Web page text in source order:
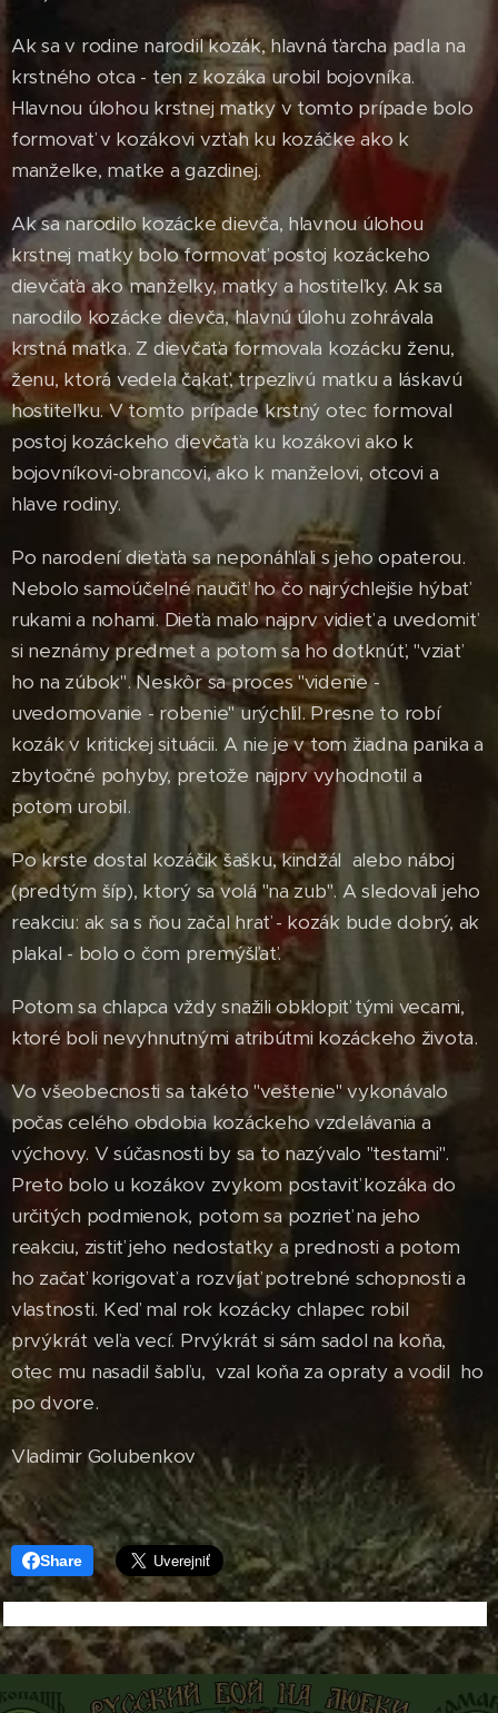
Ak sa v rodine narodil kozák, hlavná ťarcha padla na
krstného otca - ten z kozáka urobil bojovníka.
Hlavnou úlohou krstnej matky v tomto prípade bolo
formovať v kozákovi vzťah ku kozáčke ako k
manželke, matke a gazdinej.
Ak sa narodilo kozácke dievča, hlavnou úlohou
krstnej matky bolo formovať postoj kozáckeho
dievčaťa ako manželky, matky a hostiteľky. Ak sa
narodilo kozácke dievča, hlavnú úlohu zohrávala
krstná matka. Z dievčaťa formovala kozácku ženu,
ženu, ktorá vedela čakať, trpezlivú matku a láskavú
hostiteľku. V tomto prípade krstný otec formoval
postoj kozáckeho dievčaťa ku kozákovi ako k
bojovníkovi-obrancovi, ako k manželovi, otcovi a
hlave rodiny.
Po narodení dieťaťa sa neponáhľali s jeho opaterou.
Nebolo samoúčelné naučiť ho čo najrýchlejšie hýbať
rukami a nohami. Dieťa malo najprv vidieť a uvedomiť
si neznámy predmet a potom sa ho dotknúť, "vziať
ho na zúbok". Neskôr sa proces "videnie -
uvedomovanie - robenie" urýchlil. Presne to robí
kozák v kritickej situácii. A nie je v tom žiadna panika a
zbytočné pohyby, pretože najprv vyhodnotil a
potom urobil.
Po krste dostal kozáčik šašku, kindžál alebo náboj
(predtým šíp), ktorý sa volá "na zub". A sledovali jeho
reakciu: ak sa s ňou začal hrať - kozák bude dobrý, ak
plakal - bolo o čom premýšľať.
Potom sa chlapca vždy snažili obklopiť tými vecami,
ktoré boli nevyhnutnými atribútmi kozáckeho života.
Vo všeobecnosti sa takéto "veštenie" vykonávalo
počas celého obdobia kozáckeho vzdelávania a
výchovy. V súčasnosti by sa to nazývalo "testami".
Preto bolo u kozákov zvykom postaviť kozáka do
určitých podmienok, potom sa pozrieť na jeho
reakciu, zistiť jeho nedostatky a prednosti a potom
ho začať korigovať a rozvíjať potrebné schopnosti a
vlastnosti. Keď mal rok kozácky chlapec robil
prvýkrát veľa vecí. Prvýkrát si sám sadol na koňa,
otec mu nasadil šabľu, vzal koňa za opraty a vodil ho
po dvore.
Vladimir Golubenkov
Share